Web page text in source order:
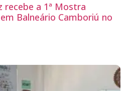
a 1ª Mostra
Balneário Camboriú no